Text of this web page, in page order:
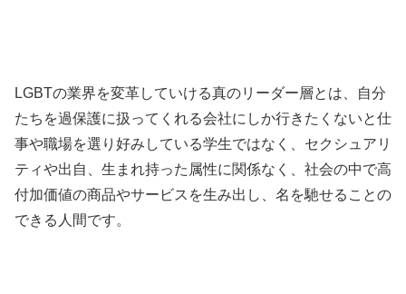
LGBTの業界を変革していける真のリーダー層とは、自分
たちを過保護に扱ってくれる会社にしか行きたくないと仕
事や職場を選り好みしている学生ではなく、セクシュアリ
ティや出自、生まれ持った属性に関係なく、社会の中で高
付加価値の商品やサービスを生み出し、名を馳せることの
できる人間です。